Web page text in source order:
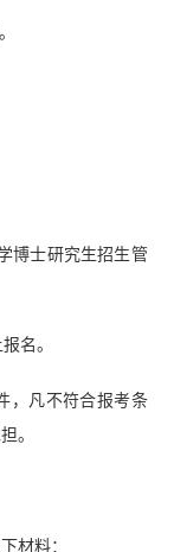
博士研究生招生管
名。
，凡不符合报考条
。
材料：